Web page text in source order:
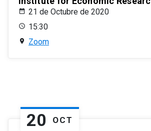
21 de Octubre de 2020
15:30
Zoom
20 OCT